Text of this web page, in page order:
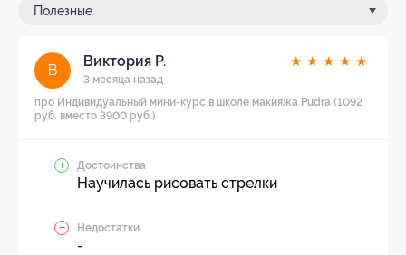
Полезные
В
Виктория Р.
3 месяца назад
★ ★ ★ ★ ★
про Индивидуальный мини-курс в школе макияжа Pudra (1092
руб. вместо 3900 руб.)
Достоинства
Научилась рисовать стрелки
Недостатки
-